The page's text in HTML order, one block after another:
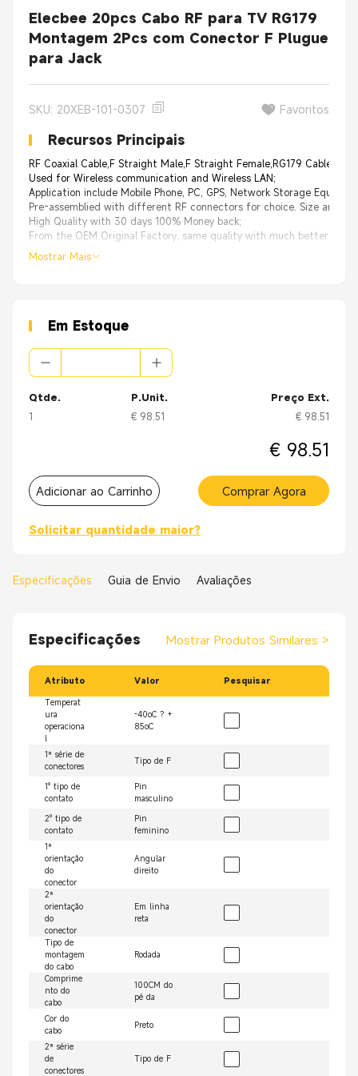
Elecbee 20pcs Cabo RF para TV RG179
Montagem 2Pcs com Conector F Plugue
para Jack
SKU: 20XEB-101-0307 Favoritos
Recursos Principais
RF Coaxial Cable,F Straight Male,F Straight Female,RG179 Cable
Used for Wireless communication and Wireless LAN;
Application include Mobile Phone, PC, GPS, Network Storage
Pre-assemblied with different RF connectors for choice. Size and
High Quality with 30 days 100% Money back;
From the OEM Original Factory, same quality with much better price.
Mostrar Mais
Em Estoque
Qtde.
1
P.Unit.
€ 98.51
Preço Ext.
€ 98.51
€ 98.51
Adicionar ao Carrinho Comprar Agora
Solicitar quantidade maior?
Especificações Guia de Envio Avaliações
Especificações Mostrar Produtos Similares >
Atributo Valor Pesquisar
Temperat
ura
operaciona
l
-40oC ? +
85oC
1ª série de
conectores
Tipo de F
1º tipo de
contato
Pin
masculino
2º tipo de
contato
Pin
feminino
1ª
orientação
do
conector
Angular
direito
2ª
orientação
do
conector
Em linha
reta
Tipo de
montagem
do cabo
Rodada
Comprime
nto do
cabo
100CM do
pé da
Cor do
cabo
Preto
2ª série
de
conectores
Tipo de F